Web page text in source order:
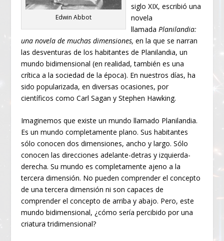
Edwin Abbot
siglo XIX, escribió una
novela
llamada Planilandia:
una novela de muchas dimensiones,en la que se narran
las desventuras de los habitantes de Planilandia, un
mundo bidimensional (en realidad, también es una
crítica a la sociedad de la época). En nuestros días, ha
sido popularizada, en diversas ocasiones, por
científicos como Carl Sagan y Stephen Hawking.
Imaginemos que existe un mundo llamado Planilandia.
Es un mundo completamente plano. Sus habitantes
sólo conocen dos dimensiones, ancho y largo. Sólo
conocen las direcciones adelante-detras y izquierda-
derecha. Su mundo es completamente ajeno a la
tercera dimensión. No pueden comprender el concepto
de una tercera dimensión ni son capaces de
comprender el concepto de arriba y abajo. Pero, este
mundo bidimensional, ¿cómo sería percibido por una
criatura tridimensional?